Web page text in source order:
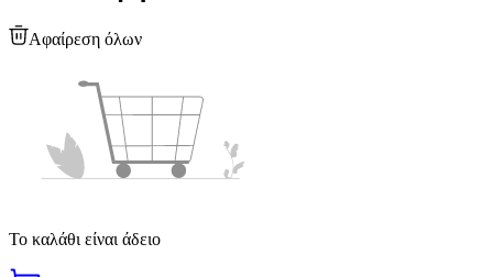
Αφαίρεση όλων
Το καλάθι είναι άδειο